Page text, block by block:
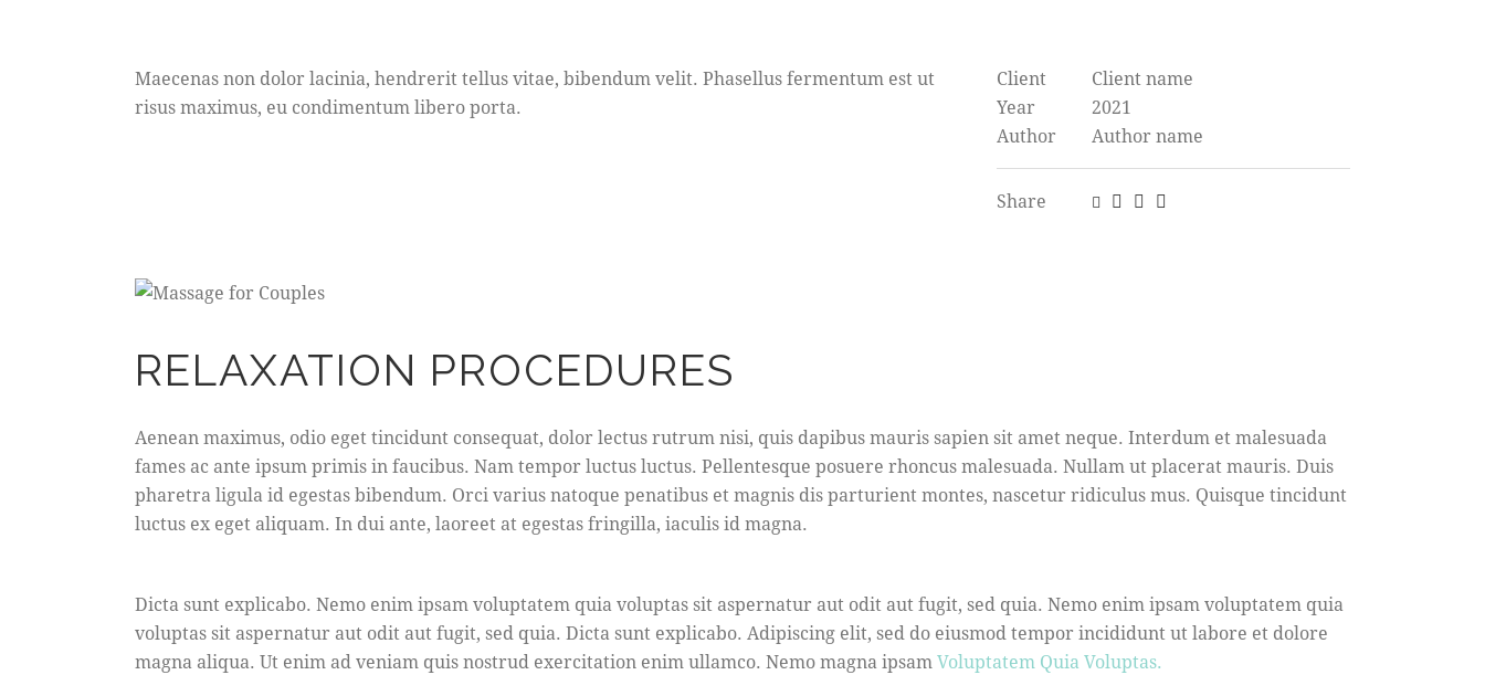
Maecenas non dolor lacinia, hendrerit tellus vitae, bibendum velit. Phasellus fermentum est ut
risus maximus, eu condimentum libero porta.
Client
Client name
Year
2021
Author
Author name
Share
RELAXATION PROCEDURES
Aenean maximus, odio eget tincidunt consequat, dolor lectus rutrum nisi, quis dapibus mauris sapien sit amet neque. Interdum et malesuada
fames ac ante ipsum primis in faucibus. Nam tempor luctus luctus. Pellentesque posuere rhoncus malesuada. Nullam ut placerat mauris. Duis
pharetra ligula id egestas bibendum. Orci varius natoque penatibus et magnis dis parturient montes, nascetur ridiculus mus. Quisque tincidunt
luctus ex eget aliquam. In dui ante, laoreet at egestas fringilla, iaculis id magna.
Dicta sunt explicabo. Nemo enim ipsam voluptatem quia voluptas sit aspernatur aut odit aut fugit, sed quia. Nemo enim ipsam voluptatem quia
voluptas sit aspernatur aut odit aut fugit, sed quia. Dicta sunt explicabo. Adipiscing elit, sed do eiusmod tempor incididunt ut labore et dolore
magna aliqua. Ut enim ad veniam quis nostrud exercitation enim ullamco. Nemo magna ipsamVoluptatem Quia Voluptas.